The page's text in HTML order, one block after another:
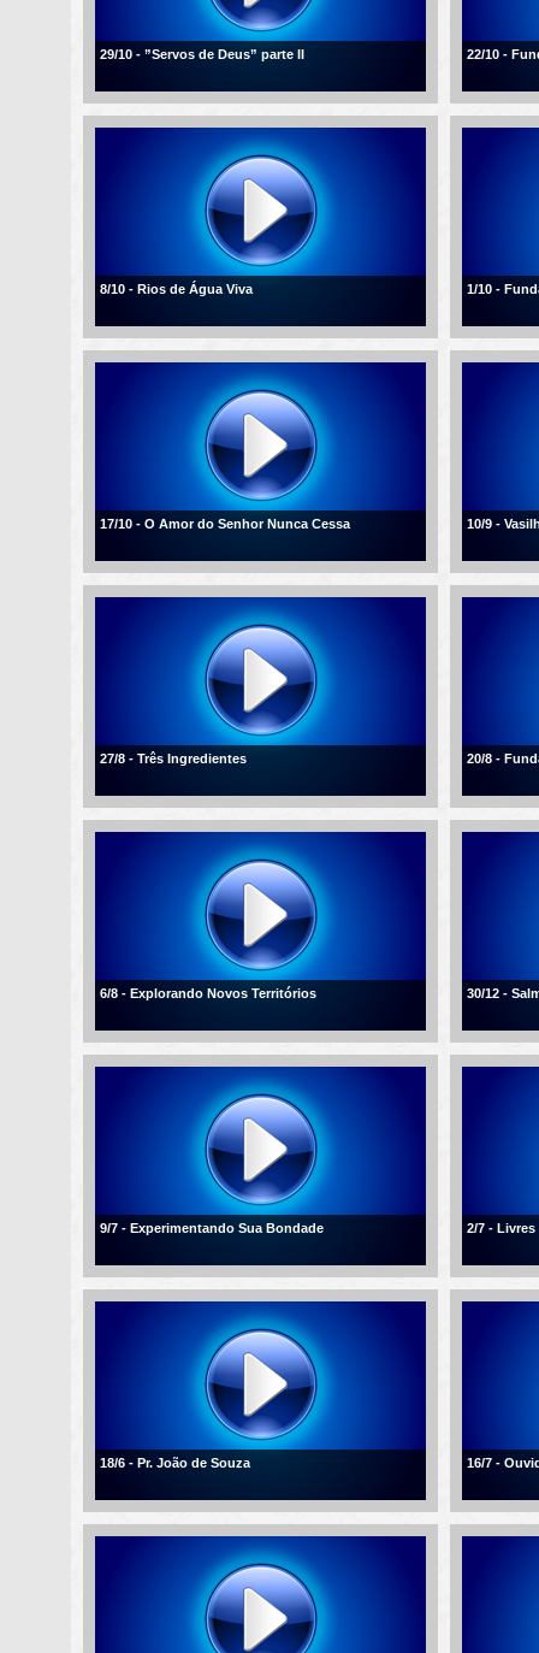
29/10 - ”Servos de Deus” parte II 22/10 -
8/10 - Rios de Água Viva 1/10 -
17/10 - O Amor do Senhor Nunca Cessa 10/9 -
27/8 - Três Ingredientes 20/8 -
6/8 - Explorando Novos Territórios 30/12 -
9/7 - Experimentando Sua Bondade 2/7 -
18/6 - Pr. João de Souza 16/7 -